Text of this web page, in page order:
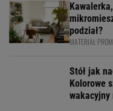
podział?
MATERIAŁ
Stół jak
Kolorowe
wakacyjny